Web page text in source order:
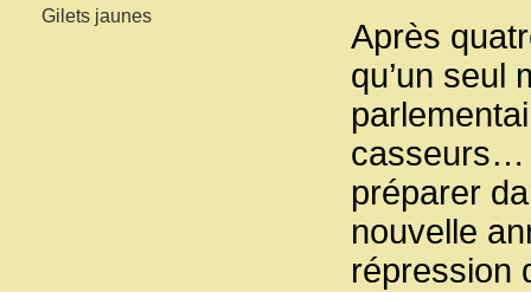
Après
qu’un seul
casseurs…
préparer
nouvelle
répression
Gilets jaunes